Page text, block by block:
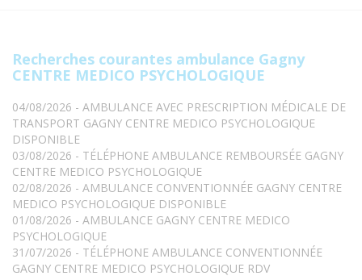
Recherches courantes ambulance Gagny
CENTRE MEDICO PSYCHOLOGIQUE
04/08/2026 - AMBULANCE AVEC PRESCRIPTION MÉDICALE DE
TRANSPORT GAGNY CENTRE MEDICO PSYCHOLOGIQUE
DISPONIBLE
03/08/2026 - TÉLÉPHONE AMBULANCE REMBOURSÉE GAGNY
CENTRE MEDICO PSYCHOLOGIQUE
02/08/2026 - AMBULANCE CONVENTIONNÉE GAGNY CENTRE
MEDICO PSYCHOLOGIQUE DISPONIBLE
01/08/2026 - AMBULANCE GAGNY CENTRE MEDICO
PSYCHOLOGIQUE
31/07/2026 - TÉLÉPHONE AMBULANCE CONVENTIONNÉE
GAGNY CENTRE MEDICO PSYCHOLOGIQUE RDV